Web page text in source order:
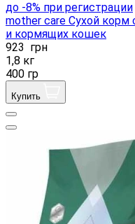
до -8% при регистрации
mother care Сухой корм
и кормящих кошек
923 грн
1,8 кг
400 гр
Купить